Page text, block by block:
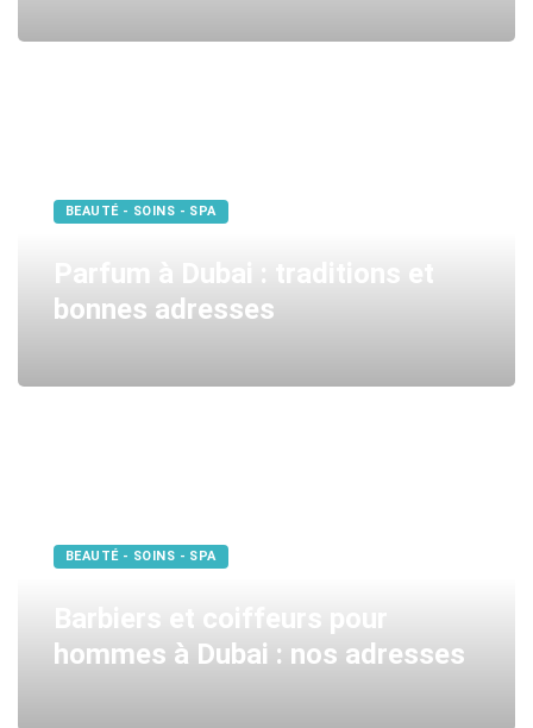
BEAUTÉ - SOINS - SPA
Parfum à Dubai : traditions et
bonnes adresses
BEAUTÉ - SOINS - SPA
Barbiers et coiffeurs pour
hommes à Dubai : nos adresses